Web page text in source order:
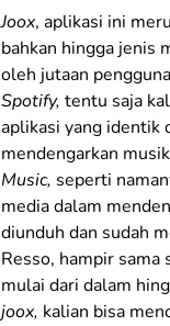
Joox, aplikasi ini
bahkan hingga jenis
oleh jutaan pengguna
Spotify, tentu saja
aplikasi yang identik
mendengarkan
Music, seperti
media dalam
diunduh dan sudah
Resso, hampir sama
mulai dari dalam
joox, kalian bisa